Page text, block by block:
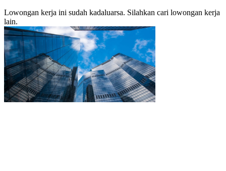
Lowongan kerja ini sudah kadaluarsa. Silahkan cari lowongan kerja
lain.